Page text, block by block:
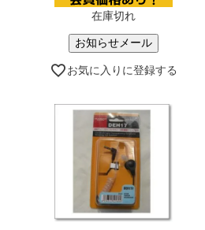
在庫切れ
お知らせメール
お気に入りに登録する